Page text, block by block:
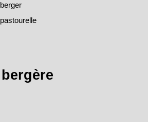
berger
pastourelle
bergère